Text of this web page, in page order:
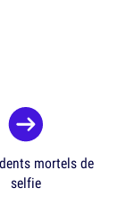
mortels de
selfie